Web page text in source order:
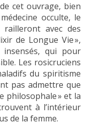
cet ouvrage, bien
occulte, le
avec des
de Longue Vie »,
insensés, qui pour
Les rosicruciens
du spiritisme
pas admettre que
philosophale » et la
à l’intérieur
de la femme.